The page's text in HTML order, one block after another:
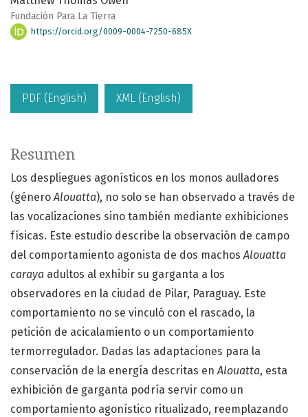
Fundación Para La Tierra
https://orcid.org/0009-0004-7250-685X
PDF (English) XML (English)
Resumen
Los despliegues agonísticos en los monos aulladores
(géneroAlouatta), no solo se han observado a través de
las vocalizaciones sino también mediante exhibiciones
físicas. Este estudio describe la observación de campo
del comportamiento agonista de dos machosAlouatta
caraya adultos al exhibir su garganta a los
observadores en la ciudad de Pilar, Paraguay. Este
comportamiento no se vinculó con el rascado, la
petición de acicalamiento o un comportamiento
termorregulador. Dadas las adaptaciones para la
conservación de la energía descritas enAlouatta, esta
exhibición de garganta podría servir como un
comportamiento agonístico ritualizado, reemplazando